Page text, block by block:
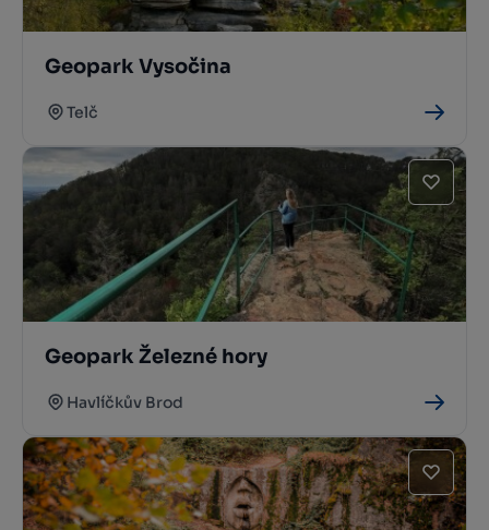
Geopark Vysočina
Telč
Geopark Železné hory
Havlíčkův Brod